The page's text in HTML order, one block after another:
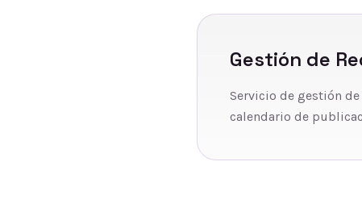
Gestión de
Servicio de gestión
calendario de